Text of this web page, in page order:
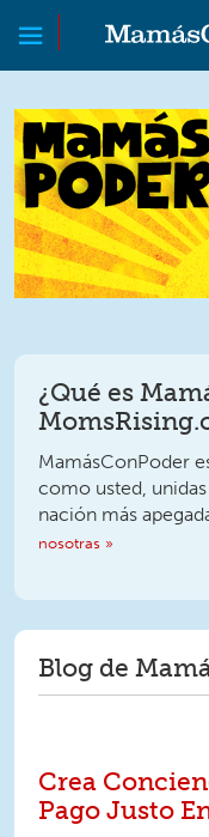
Skip to main content
Skip to main content
¿Qué es
MamásConPoder
como usted,
nación más
nosotras »
Blog de
Crea
Pago Justo